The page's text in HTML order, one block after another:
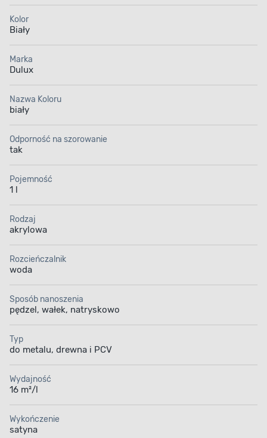
Kolor
Biały
Marka
Dulux
Nazwa Koloru
biały
Odporność na szorowanie
tak
Pojemność
1 l
Rodzaj
akrylowa
Rozcieńczalnik
woda
Sposób nanoszenia
pędzel, wałek, natryskowo
Typ
do metalu, drewna i PCV
Wydajność
16 m²/l
Wykończenie
satyna